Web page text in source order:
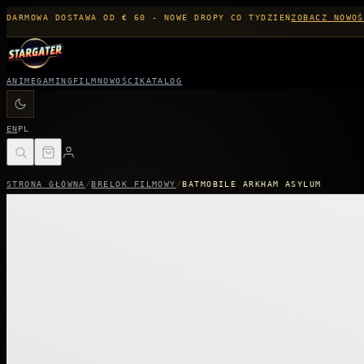
DARMOWA DOSTAWA OD € 60 - NOWE DROPY CO TYDZIEŃZOBACZ
ANIMEGAMINGFILMNOWOŚCIKATALOG
ENPL
STRONA GŁÓWNA /BRELOK FILMOWY /BATMOBILE ARKHAM ASYLUM